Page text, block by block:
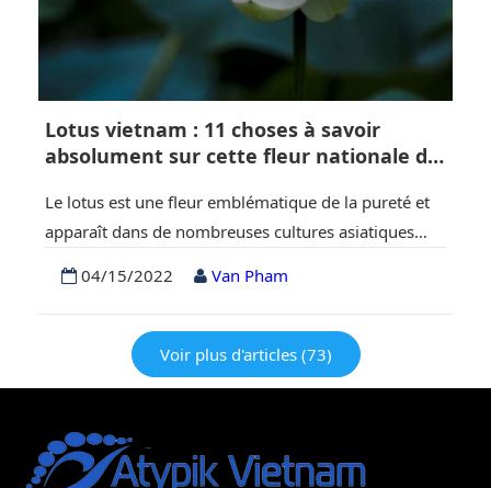
Lotus vietnam : 11 choses à savoir
absolument sur cette fleur nationale du
Le lotus est une fleur emblématique de la pureté et
apparaît dans de nombreuses cultures asiatiques
gens aiment et idolâtrent, surtout dans la culture
bouddhiste. Le symbole du lotus au Vietnam est
l’icône des personnages vietnamiens et a des
significations intéressantes dans divers aspects tels
04/15/2022 Van Pham
Voir plus d'articles (73)